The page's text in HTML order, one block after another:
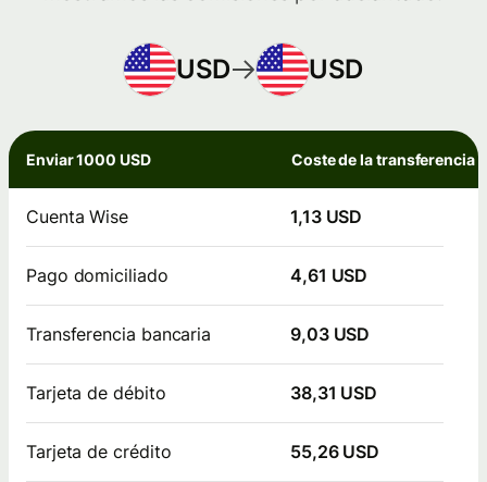
USD USD
Enviar 1000 USD Coste de la transferencia
Cuenta Wise 1,13 USD
Pago domiciliado 4,61 USD
Transferencia bancaria 9,03 USD
Tarjeta de débito 38,31 USD
Tarjeta de crédito 55,26 USD